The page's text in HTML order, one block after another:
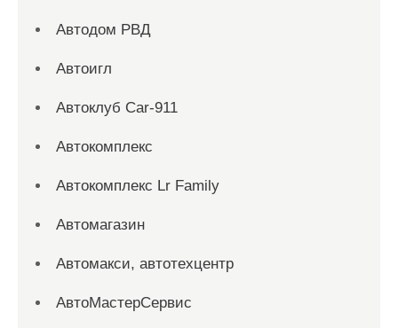
Автодом РВД
Автоигл
Автоклуб Car-911
Автокомплекс
Автокомплекс Lr Family
Автомагазин
Автомакси, автотехцентр
АвтоМастерСервис